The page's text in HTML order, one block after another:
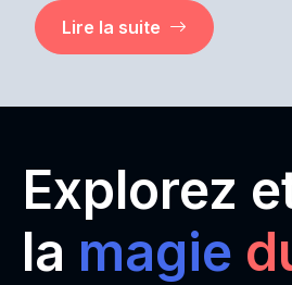
Lire la suite
Explorez
la magie